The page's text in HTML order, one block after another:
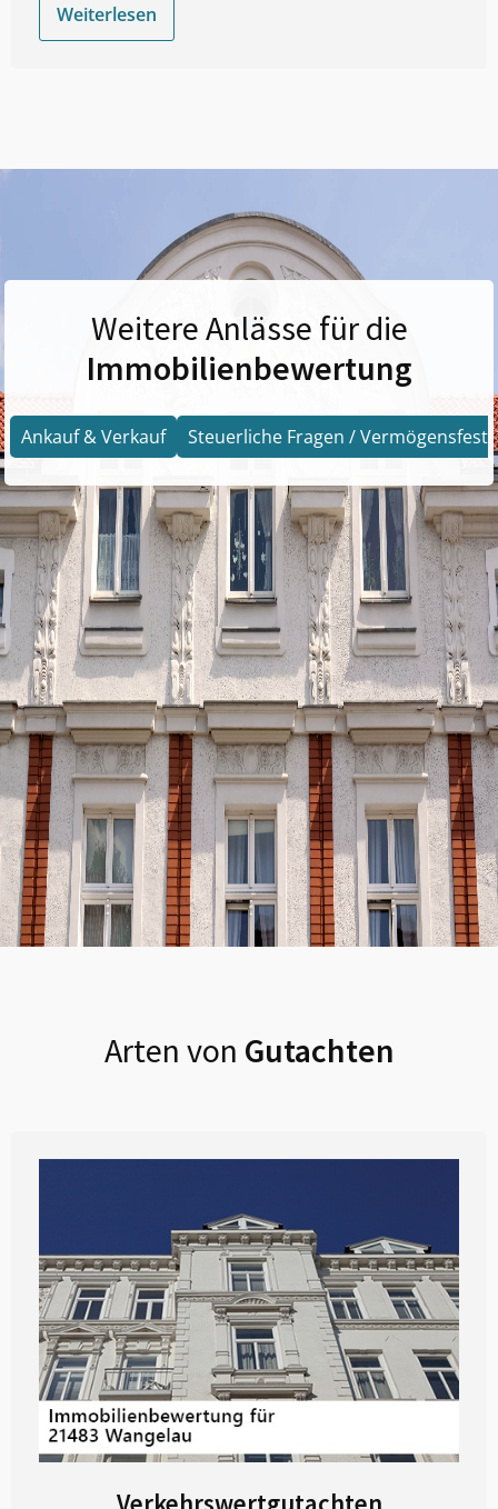
Weiterlesen
Weitere Anlässe für die
Immobilienbewertung
Ankauf & Verkauf Steuerliche Fragen /
Arten von Gutachten